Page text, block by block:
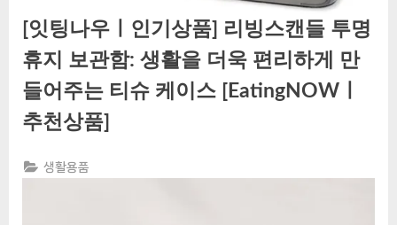
[잇팅나우ㅣ인기상품] 리빙스캔들 투명
휴지 보관함: 생활을 더욱 편리하게 만
들어주는 티슈 케이스 [EatingNOWㅣ
추천상품]
생활용품